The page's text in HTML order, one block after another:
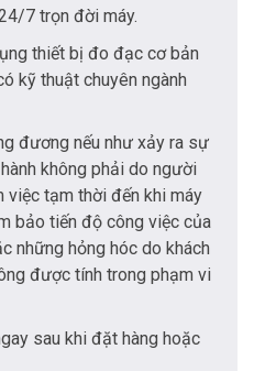
7 trọn đời máy.
thiết bị đo đạc cơ bản
kỹ thuật chuyên ngành
đương nếu như xảy ra sự
không phải do người
việc tạm thời đến khi máy
bảo tiến độ công việc của
những hỏng hóc do khách
được tính trong phạm vi
sau khi đặt hàng hoặc